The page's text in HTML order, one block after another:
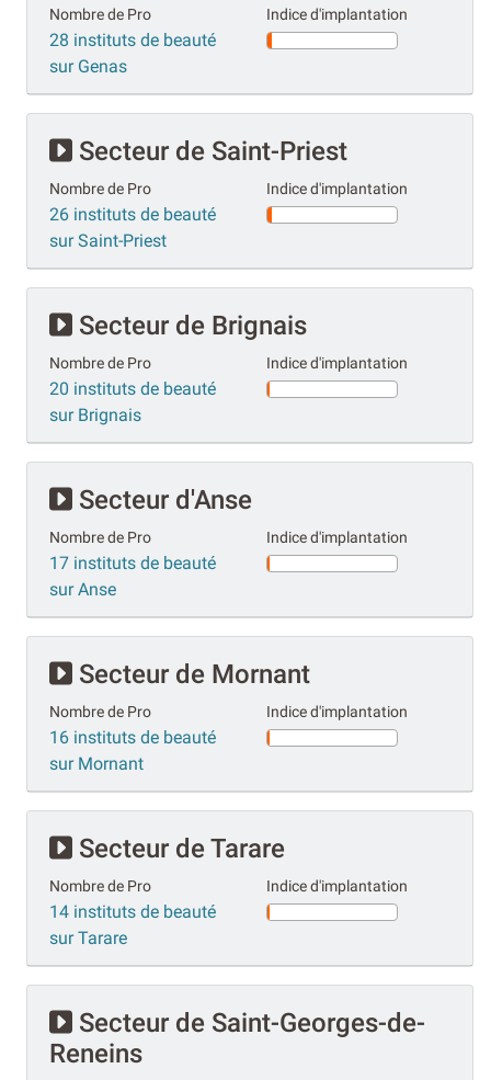
Nombre de Pro
28 instituts de beauté
sur Genas
Indice d'implantation
Secteur de Saint-Priest
Nombre de Pro
26 instituts de beauté
sur Saint-Priest
Indice d'implantation
Secteur de Brignais
Nombre de Pro
20 instituts de beauté
sur Brignais
Indice d'implantation
Secteur d'Anse
Nombre de Pro
17 instituts de beauté
sur Anse
Indice d'implantation
Secteur de Mornant
Nombre de Pro
16 instituts de beauté
sur Mornant
Indice d'implantation
Secteur de Tarare
Nombre de Pro
14 instituts de beauté
sur Tarare
Indice d'implantation
Secteur de Saint-Georges-de-
Reneins